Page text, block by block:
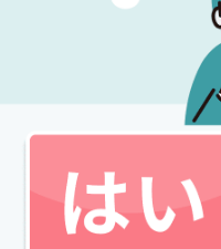
動画でカウンセラーの
たのか、カウンセリン
他社のオンラインカウ
トのみのプロフィール